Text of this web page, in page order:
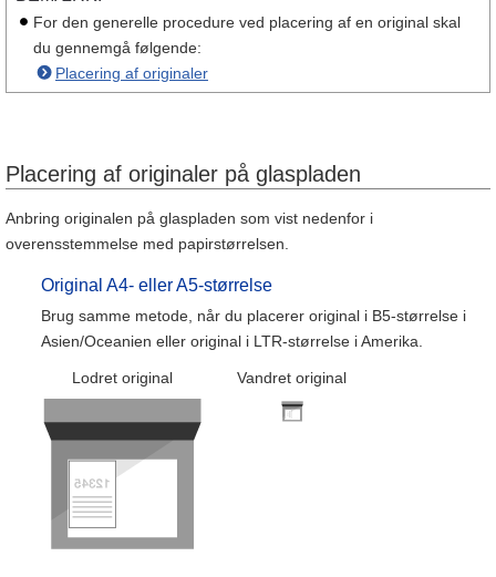
For den generelle procedure ved placering af en original skal
du gennemgå følgende:
Placering af originaler
Placering af originaler på glaspladen
Anbring originalen på glaspladen som vist nedenfor i
overensstemmelse med papirstørrelsen.
Original A4- eller A5-størrelse
Brug samme metode, når du placerer original i B5-størrelse i
Asien/Oceanien eller original i LTR-størrelse i Amerika.
Lodret original Vandret original